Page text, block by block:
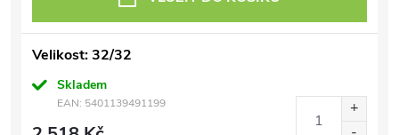
Velikost: 32/32
Skladem
EAN: 5401139491199